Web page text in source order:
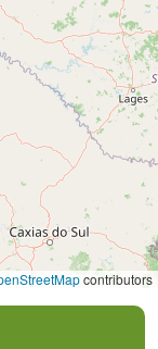
contributors